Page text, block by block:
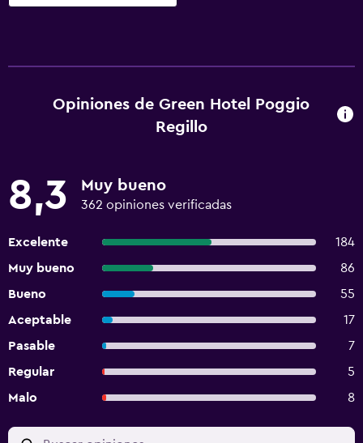
Opiniones de Green Hotel Poggio
Regillo
8,3 Muy bueno
362 opiniones verificadas
Excelente
184
Muy bueno
86
Bueno
55
Aceptable
17
Pasable
7
Regular
5
Malo
8